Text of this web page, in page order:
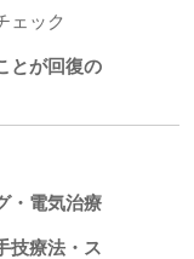
ェック
とが回復の
・電気治療
技療法・ス